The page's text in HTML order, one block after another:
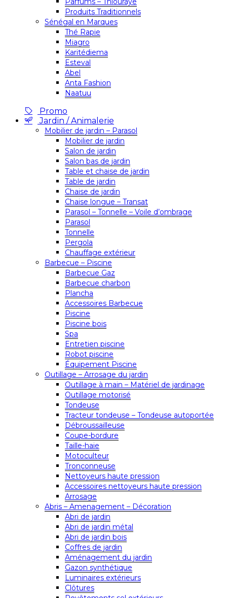
Produits Traditionnels
Sénégal en Marques
Thé Rapie
Miagro
Karitédiema
Esteval
Abel
Anta Fashion
Naatuu
Promo
Jardin / Animalerie
Mobilier de jardin – Parasol
Mobilier de jardin
Salon de jardin
Salon bas de jardin
Table et chaise de jardin
Table de jardin
Chaise de jardin
Chaise longue – Transat
Parasol – Tonnelle – Voile d’ombrage
Parasol
Tonnelle
Pergola
Chauffage extérieur
Barbecue – Piscine
Barbecue Gaz
Barbecue charbon
Plancha
Accessoires Barbecue
Piscine
Piscine bois
Spa
Entretien piscine
Robot piscine
Équipement Piscine
Outillage – Arrosage du jardin
Outillage à main – Matériel de jardinage
Outillage motorisé
Tondeuse
Tracteur tondeuse – Tondeuse autoportée
Débroussailleuse
Coupe-bordure
Taille-haie
Motoculteur
Tronçonneuse
Nettoyeurs haute pression
Accessoires nettoyeurs haute pression
Arrosage
Abris – Amenagement – Décoration
Abri de jardin
Abri de jardin métal
Abri de jardin bois
Coffres de jardin
Aménagement du jardin
Gazon synthétique
Luminaires extérieurs
Clôtures